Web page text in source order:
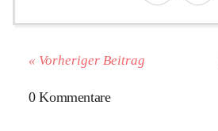
« Vorheriger Beitrag
0 Kommentare